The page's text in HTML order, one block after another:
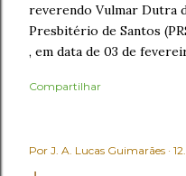
reverendo Vulmar Dutra
Presbitério de Santos
, em data de 03 de
Aguiar, nº 612, Centro,
Ato de Verificação de
Compartilhar
Por J. A. Lucas Guimarães